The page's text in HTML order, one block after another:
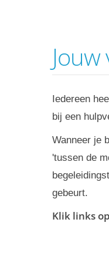
Iedereen
bij een
Wanneer je
'tussen de
gebeurt.
Klik links